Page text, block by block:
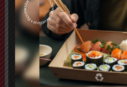
Comuna
Municipio presenta mapa de
plan integral de pavimentación
Comuna
Delincuentes realizan violento
Alto y disparan al aire tras